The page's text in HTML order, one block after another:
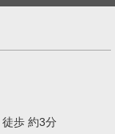
歩 約3分